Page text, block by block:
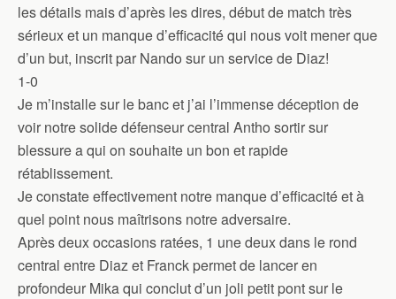
les détails mais d’après les dires, début de match très
sérieux et un manque d’efficacité qui nous voit mener que
d’un but, inscrit par Nando sur un service de Diaz!
1-0
Je m’installe sur le banc et j’ai l’immense déception de
voir notre solide défenseur central Antho sortir sur
blessure a qui on souhaite un bon et rapide
rétablissement.
Je constate effectivement notre manque d’efficacité et à
quel point nous maîtrisons notre adversaire.
Après deux occasions ratées, 1 une deux dans le rond
central entre Diaz et Franck permet de lancer en
profondeur Mika qui conclut d’un joli petit pont sur le